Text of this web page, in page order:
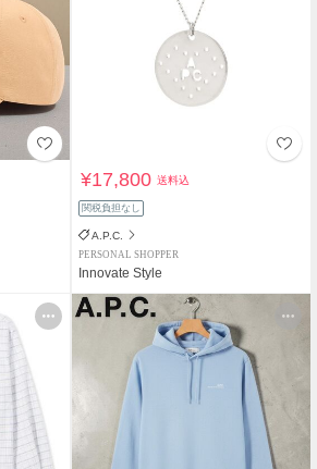
¥17,800送料込
関税負担なし
A.P.C.
PERSONAL SHOPPER
Innovate Style